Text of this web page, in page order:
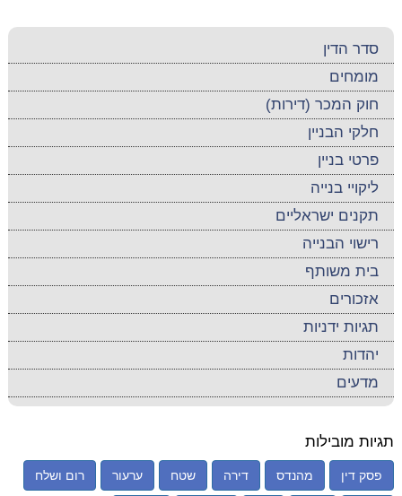
סדר הדין
מומחים
חוק המכר (דירות)
חלקי הבניין
פרטי בניין
ליקויי בנייה
תקנים ישראליים
רישוי הבנייה
בית משותף
אזכורים
תגיות ידניות
יהדות
מדעים
תגיות מובילות
פסק דין מהנדס דירה שטח ערעור רום ושלח